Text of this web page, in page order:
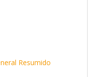
Resumido